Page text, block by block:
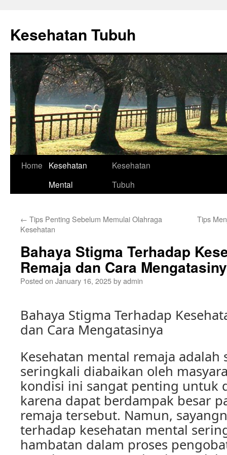
content
Kesehatan Tubuh
Home
Kesehatan
Mental
Kesehatan
Tubuh
← Tips Penting Sebelum Memulai Olahraga
Kesehatan
Tips
Bahaya Stigma Terhadap
Remaja dan Cara
Posted on January 16, 2025byadmin
Bahaya Stigma Terhadap
dan Cara Mengatasinya
Kesehatan mental remaja adalah
seringkali diabaikan oleh
kondisi ini sangat penting untuk
karena dapat berdampak besar
remaja tersebut. Namun,
terhadap kesehatan mental
hambatan dalam proses